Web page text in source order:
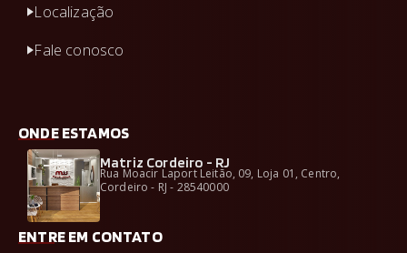
Localização
Fale conosco
ONDE ESTAMOS
Matriz Cordeiro - RJ
Rua Moacir Laport Leitão, 09, Loja 01, Centro,
Cordeiro - RJ - 28540000
ENTRE EM CONTATO